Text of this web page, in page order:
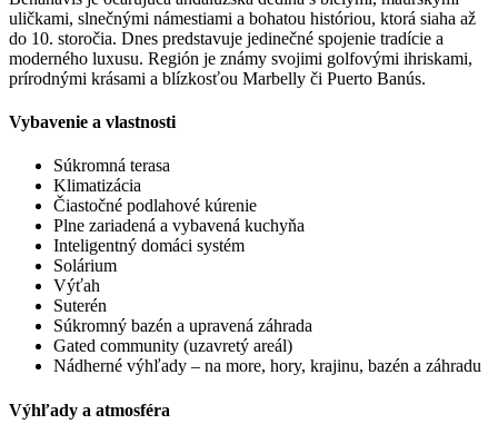
uličkami, slnečnými námestiami a bohatou históriou, ktorá siaha až
do 10. storočia. Dnes predstavuje jedinečné spojenie tradície a
moderného luxusu. Región je známy svojimi golfovými ihriskami,
prírodnými krásami a blízkosťou Marbelly či Puerto Banús.
Vybavenie a vlastnosti
Súkromná terasa
Klimatizácia
Čiastočné podlahové kúrenie
Plne zariadená a vybavená kuchyňa
Inteligentný domáci systém
Solárium
Výťah
Suterén
Súkromný bazén a upravená záhrada
Gated community (uzavretý areál)
Nádherné výhľady – na more, hory, krajinu, bazén a záhradu
Výhľady a atmosféra